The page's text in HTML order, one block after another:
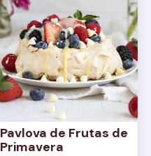
Pavlova de Frutas de
Primavera